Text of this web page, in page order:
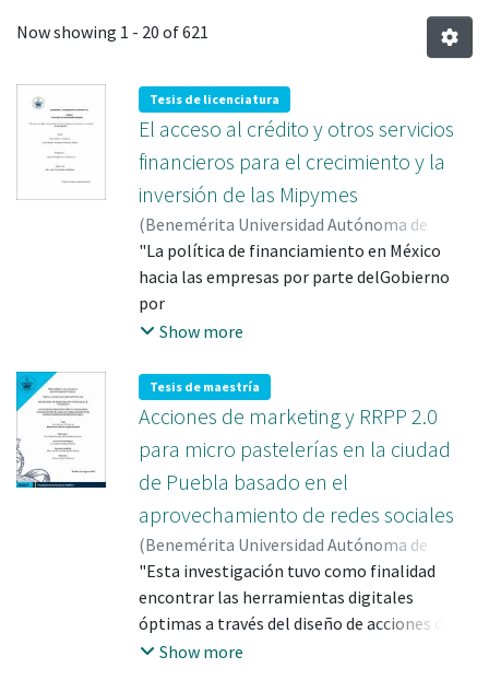
Now showing 1 - 20 of 621
Tesis de licenciatura
El acceso al crédito y otros servicios
financieros para el crecimiento y la
inversión de las Mipymes
(Benemérita Universidad Autónoma de
Puebla,2021-09)De la Fuente León,
Alejandra Magaly
"La política de financiamiento en México
hacia las empresas por parte delGobierno
por
muchas décadas, principalmente a las
restricciones.
Podemos ver que estas son las que más
empleos generan al invertir
constantemente
grandes cantidades de dinero y esfuerzo por
mantenerse en el mercado.
La tesis se encuentra estructurada en tres
capítulos, el primero analiza los factores de
crecimiento económico en el país, entre lo
que destacamos la inversióny el gasto
público. El segundo capítulo, se centra en
Show more
Tesis de maestría
Acciones de marketing y RRPP 2.0
para micro pastelerías en la ciudad
de Puebla basado en el
aprovechamiento de redes sociales
(Benemérita Universidad Autónoma de
Puebla,2023-08)Castro Sandoval, Emanuel
MEJIA SANCHEZ, EDMUNDO; 385494
"Esta investigación tuvo como finalidad
encontrar las herramientas digitales
óptimas a través del diseño de acciones de
marketing y RRPP 2.0 en redes sociales que
Show more